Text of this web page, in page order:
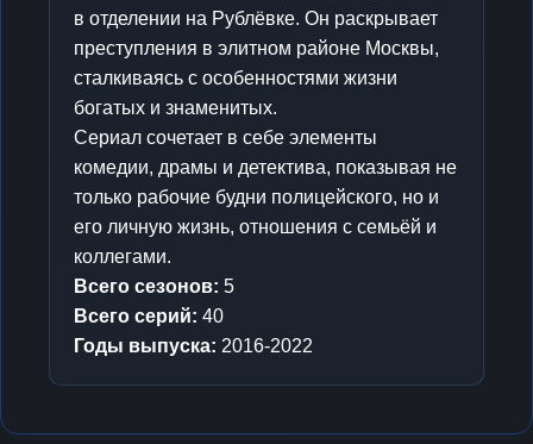
в отделении на Рублёвке. Он раскрывает
преступления в элитном районе Москвы,
сталкиваясь с особенностями жизни
богатых и знаменитых.
Сериал сочетает в себе элементы
комедии, драмы и детектива, показывая не
только рабочие будни полицейского, но и
его личную жизнь, отношения с семьёй и
коллегами.
Всего сезонов: 5
Всего серий: 40
Годы выпуска: 2016-2022